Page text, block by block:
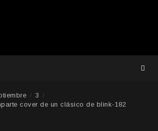
3
cover de un clásico de blink-182